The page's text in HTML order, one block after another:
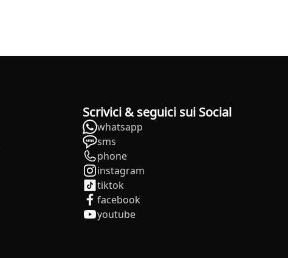
Scrivici & seguici sui Social
whatsapp
sms
phone
instagram
tiktok
facebook
youtube